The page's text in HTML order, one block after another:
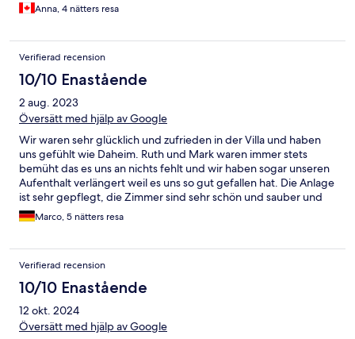
Anna, 4 nätters resa
Verifierad recension
10/10 Enastående
2 aug. 2023
Översätt med hjälp av Google
Wir waren sehr glücklich und zufrieden in der Villa und haben
uns gefühlt wie Daheim. Ruth und Mark waren immer stets
bemüht das es uns an nichts fehlt und wir haben sogar unseren
Aufenthalt verlängert weil es uns so gut gefallen hat. Die Anlage
ist sehr gepflegt, die Zimmer sind sehr schön und sauber und
das Essen war ausgezeichnet. Wir freuen uns schon darauf
nächstes Jahr wieder zu kommen.
Marco, 5 nätters resa
Verifierad recension
10/10 Enastående
12 okt. 2024
Översätt med hjälp av Google